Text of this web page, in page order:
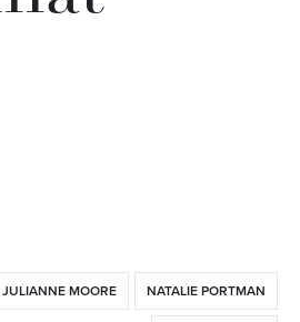
JULIANNE MOORE NATALIE PORTMAN